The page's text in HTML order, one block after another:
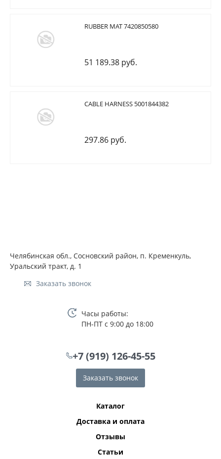
RUBBER MAT 7420850580
51 189.38 руб.
CABLE HARNESS 5001844382
297.86 руб.
Челябинская обл., Сосновский район, п. Кременкуль,
Уральский тракт, д. 1
Заказать звонок
Часы работы:
ПН-ПТ с 9:00 до 18:00
+7 (919) 126-45-55
Заказать звонок
Каталог
Доставка и оплата
Отзывы
Статьи